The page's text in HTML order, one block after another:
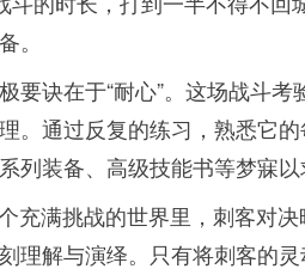
。
要诀在于“耐心”。这场战斗
。通过反复的练习，熟悉它
列装备、高级技能书等梦寐
充满挑战的世界里，刺客对
理解与演绎。只有将刺客的